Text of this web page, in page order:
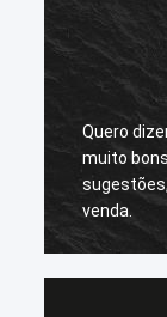
Quero
muito
venda.